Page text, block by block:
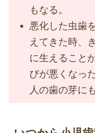
もなる。
悪化した虫歯
えてきた時、
に生えること
びが悪くなっ
人の歯の芽に